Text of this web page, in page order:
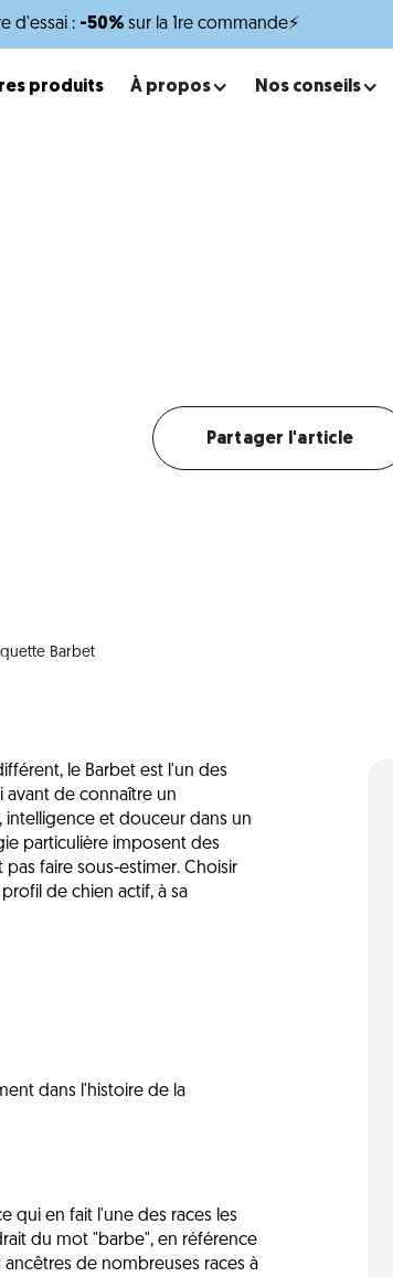
d'essai : -50% sur la 1re commande⚡
produits À propos Nos conseils
Partager l'article
Barbet
le Barbet est l'un des
avant de connaître un
intelligence et douceur dans un
particulière imposent des
faire sous-estimer. Choisir
de chien actif, à sa
dans l'histoire de la
qui en fait l'une des races les
du mot "barbe", en référence
de nombreuses races à